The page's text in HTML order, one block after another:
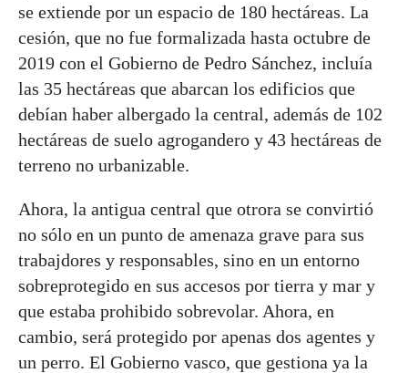
se extiende por un espacio de 180 hectáreas. La
cesión, que no fue formalizada hasta octubre de
2019 con el Gobierno de Pedro Sánchez, incluía
las 35 hectáreas que abarcan los edificios que
debían haber albergado la central, además de 102
hectáreas de suelo agrogandero y 43 hectáreas de
terreno no urbanizable.
Ahora, la antigua central que otrora se convirtió
no sólo en un punto de amenaza grave para sus
trabajdores y responsables, sino en un entorno
sobreprotegido en sus accesos por tierra y mar y
que estaba prohibido sobrevolar. Ahora, en
cambio, será protegido por apenas dos agentes y
un perro. El Gobierno vasco, que gestiona ya la